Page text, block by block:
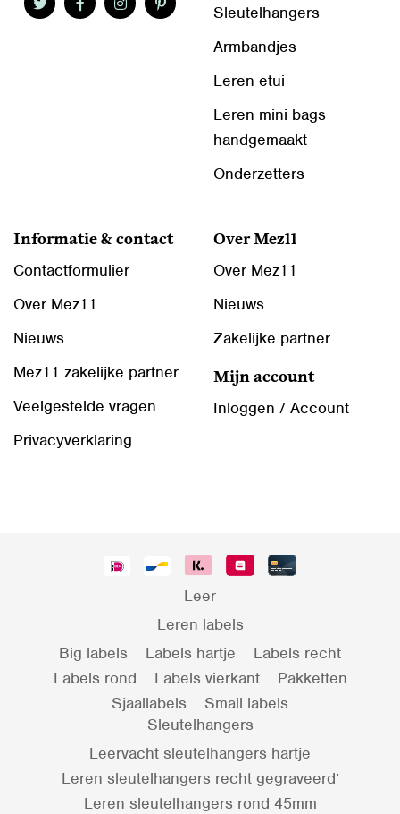
Sleutelhangers
Armbandjes
Leren etui
Leren mini bags
handgemaakt
Onderzetters
Informatie & contact
Contactformulier
Over Mez11
Nieuws
Mez11 zakelijke partner
Veelgestelde vragen
Privacyverklaring
Over Mez11
Over Mez11
Nieuws
Zakelijke partner
Mijn account
Inloggen / Account
Leer
Leren labels
Big labels
Labels hartje
Labels recht
Labels rond
Labels vierkant
Pakketten
Sjaallabels
Small labels
Sleutelhangers
Leervacht sleutelhangers hartje
Leren sleutelhangers recht gegraveerd’
Leren sleutelhangers rond 45mm